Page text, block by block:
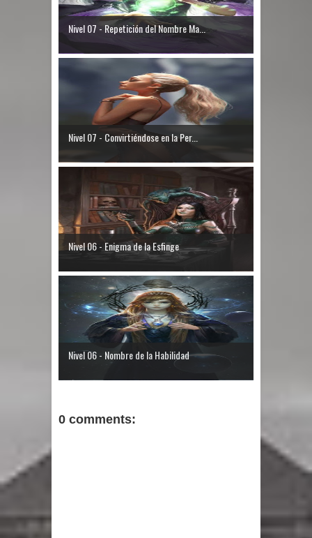
Nivel 07 - Repetición del Nombre Ma...
Nivel 07 - Convirtiéndose en la Per...
Nivel 06 - Enigma de la Esfinge
Nivel 06 - Nombre de la Habilidad
0 comments: